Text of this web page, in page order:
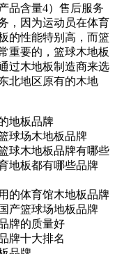
品含量4）售后服务
，因为运动员在体育
的性能特别高，而篮
重要的，篮球木地板
过木地板制造商来选
北地区原有的木地